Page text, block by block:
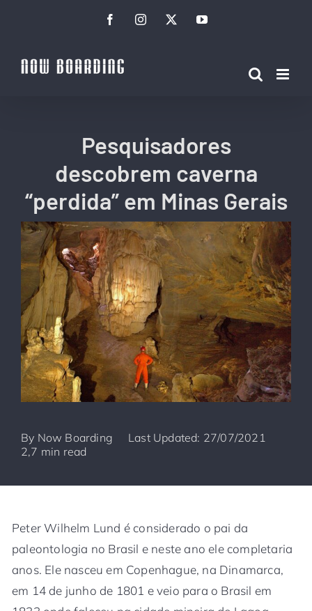
conteúdo
FacebookInstagramTwitterYouTube
Pesquisadores
descobrem caverna
“perdida” em Minas Gerais
By Now Boarding
Last Updated: 27/07/2021
2,7 min read
Peter Wilhelm Lund é considerado o pai da
paleontologia no Brasil e neste ano ele completaria
anos. Ele nasceu em Copenhague, na Dinamarca,
em 14 de junho de 1801 e veio para o Brasil em